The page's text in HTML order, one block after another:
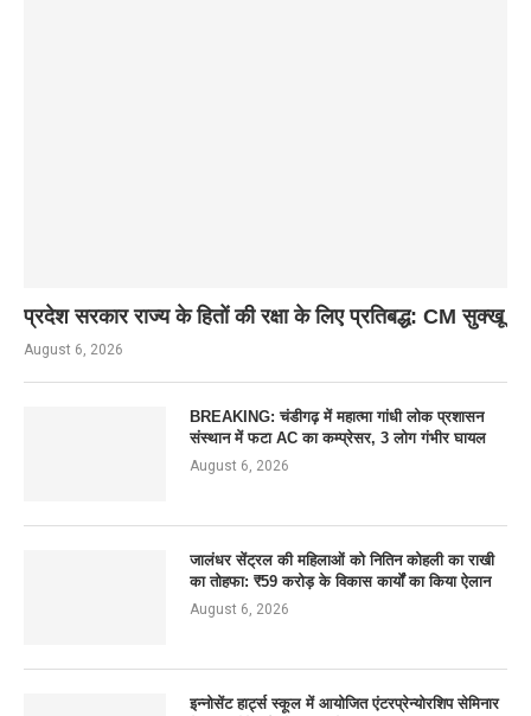
प्रदेश सरकार राज्य के हितों की रक्षा के लिए प्रतिबद्ध: CM सुक्खू
August 6, 2026
BREAKING: चंडीगढ़ में महात्मा गांधी लोक प्रशासन
संस्थान में फटा AC का कम्प्रेसर, 3 लोग गंभीर घायल
August 6, 2026
जालंधर सेंट्रल की महिलाओं को नितिन कोहली का राखी
का तोहफा: ₹59 करोड़ के विकास कार्यों का किया ऐलान
August 6, 2026
इन्नोसेंट हार्ट्स स्कूल में आयोजित एंटरप्रेन्योरशिप सेमिनार